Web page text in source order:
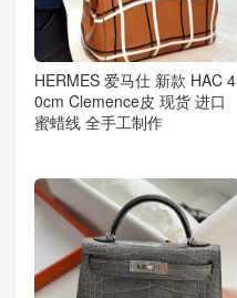
HERMES 爱马仕 新款 HAC 4
0cm Clemence皮 现货 进口
蜜蜡线 全手工制作